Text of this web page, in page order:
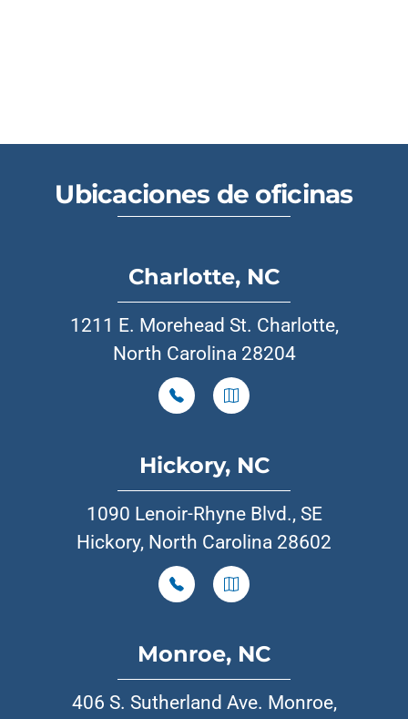
Ubicaciones de oficinas
Charlotte, NC
1211 E. Morehead St. Charlotte,
North Carolina 28204
Hickory, NC
1090 Lenoir-Rhyne Blvd., SE
Hickory, North Carolina 28602
Monroe, NC
406 S. Sutherland Ave. Monroe,